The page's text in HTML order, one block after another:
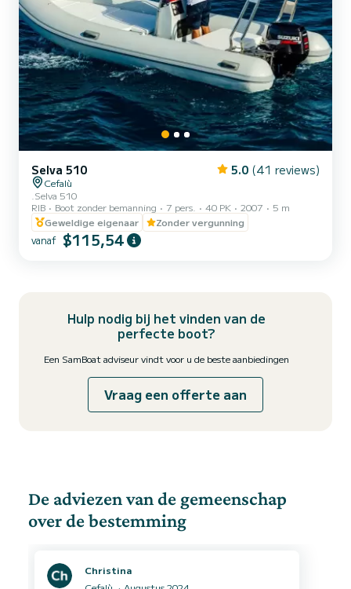
Selva 510 5.0 (41 reviews)
Cefalù
.Selva 510
RIB
Boot zonder bemanning 7 pers. 40 PK 2007
5 m
Geweldige eigenaar
Zonder vergunning
vanaf $115,54
Hulp nodig bij het vinden van de
perfecte boot?
Een SamBoat adviseur vindt voor u de beste aanbiedingen
Vraag een offerte aan
De adviezen van de gemeenschap
over de bestemming
Christina